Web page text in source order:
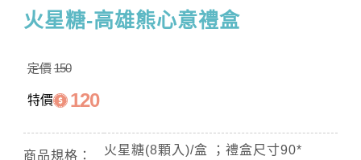
火星糖-高雄熊心意禮盒
定價150
特價 120
商品規格：
火星糖(8顆入)/盒 ；禮盒尺寸90*